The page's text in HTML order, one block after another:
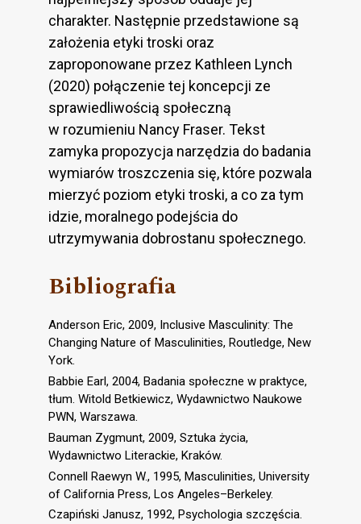
charakter. Następnie przedstawione są
założenia etyki troski oraz
zaproponowane przez Kathleen Lynch
(2020) połączenie tej koncepcji ze
sprawiedliwością społeczną
w rozumieniu Nancy Fraser. Tekst
zamyka propozycja narzędzia do badania
wymiarów troszczenia się, które pozwala
mierzyć poziom etyki troski, a co za tym
idzie, moralnego podejścia do
utrzymywania dobrostanu społecznego.
Bibliografia
Anderson Eric, 2009, Inclusive Masculinity: The
Changing Nature of Masculinities, Routledge, New
York.
Babbie Earl, 2004, Badania społeczne w praktyce,
tłum. Witold Betkiewicz, Wydawnictwo Naukowe
PWN, Warszawa.
Bauman Zygmunt, 2009, Sztuka życia,
Wydawnictwo Literackie, Kraków.
Connell Raewyn W., 1995, Masculinities, University
of California Press, Los Angeles–Berkeley.
Czapiński Janusz, 1992, Psychologia szczęścia.